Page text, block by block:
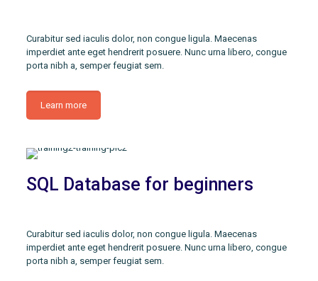
Curabitur sed iaculis dolor, non congue ligula. Maecenas
imperdiet ante eget hendrerit posuere. Nunc urna libero, congue
porta nibh a, semper feugiat sem.
Learn more
SQL Database for beginners
Curabitur sed iaculis dolor, non congue ligula. Maecenas
imperdiet ante eget hendrerit posuere. Nunc urna libero, congue
porta nibh a, semper feugiat sem.